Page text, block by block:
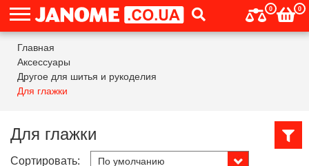
0 0
Главная
Аксессуары
Другое для шитья и рукоделия
Для глажки
Для глажки
Сортировать: